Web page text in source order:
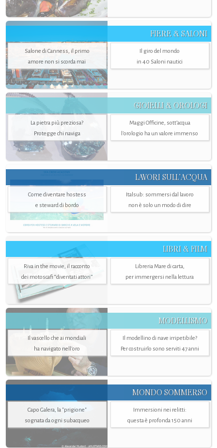
FIERE & SALONI
Salone di Canness, il primo
amore non si scorda mai
Il giro del mondo
in 40 Saloni nautici
GIOIELLI & OROLOGI
La pietra più preziosa?
Protegge chi naviga
Maggi Officine, sott’acqua
l'orologio ha un valore immenso
LAVORI SULL’ACQUA
Come diventare hostess
e steward di bordo
Italsub: sommersi dal lavoro
non è solo un modo di dire
LIBRI & FILM
Riva in the movie, il racconto
dei motoscafi “diventati attori”
Libreria Mare di carta,
per immergersi nella lettura
MODELLISMO
Il vascello che ai mondiali
ha navigato nell’oro
Il modellino di nave irripetibile?
Per costruirlo sono serviti 47 anni
MONDO SOMMERSO
Capo Galera, la "prigione"
sognata da ogni subacqueo
Immersioni nei relitti:
questa è profonda 150 anni